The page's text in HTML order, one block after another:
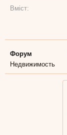
Вміст:
Форум
Недвижимость